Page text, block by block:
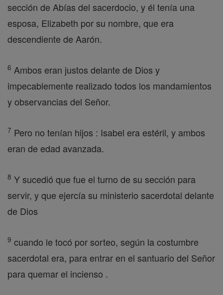
sección de Abías del sacerdocio, y él tenía una
esposa, Elizabeth por su nombre, que era
descendiente de Aarón.
6 Ambos eran justos delante de Dios y
impecablemente realizado todos los mandamientos
y observancias del Señor.
7 Pero no tenían hijos : Isabel era estéril, y ambos
eran de edad avanzada.
8 Y sucedió que fue el turno de su sección para
servir, y que ejercía su ministerio sacerdotal delante
de Dios
9 cuando le tocó por sorteo, según la costumbre
sacerdotal era, para entrar en el santuario del Señor
para quemar el incienso .